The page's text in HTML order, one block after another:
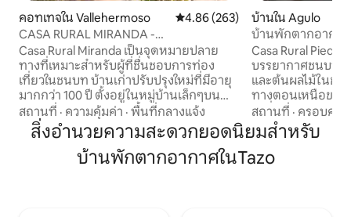
คอทเทจใน Vallehermoso คะแนนเฉลี่ย 4.86 จาก 5, 263 รีวิว
4.86 (263)
CASA RURAL MIRANDA -
VALLEHERMOSO
Casa Rural Miranda เป็นจุดหมายปลาย
ทางที่เหมาะสำหรับผู้ที่ชื่นชอบการท่อง
เที่ยวในชนบท บ้านเก่าปรับปรุงใหม่ที่มีอายุ
มากกว่า 100 ปี ตั้งอยู่ในหมู่บ้านเล็กๆบน
เกาะเล็กๆในมหาสมุทรแอตแลนติกเสน่ห์
และเอกลักษณ์ทำให้ที่นี่เป็นสถานที่ที่เหมาะ
สำหรับผู้ที่ต้องการความเงียบสงบและ
สัมผัสกับธรรมชาติ เดินป่าไปชายหาด พื้นที่
เดินป่าที่มีการขี่จักรยานมากมายและมี
สถานที่ · ความคุ้มค่า · พื้นที่กลางแจ้ง
บ้านใน Agulo
บ้านพักตากอากา
Casa Rural
บรรยากาศชนบท
และต้นผลไม้ในชา
ทางตอนเหนือของ
วิวที่สวยงามของ
10 นาทีจากชายห
ชายหาดที่เหมาะส
ตั้งของเส้นทางเดิ
โยงจากทางออกเดีย
สถานที่ · ครอบครัว
สิ่งอำนวยความสะดวกยอดนิยมสำหรับ
บ้านพักตากอากาศในTazo